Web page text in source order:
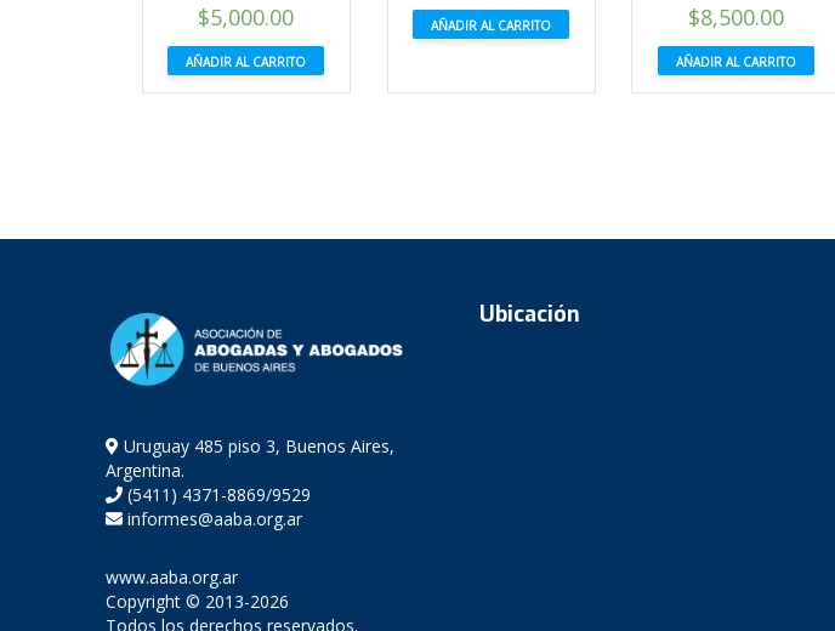
$5,000.00
AÑADIR AL CARRITO
AÑADIR AL CARRITO $8,500.00
AÑADIR AL CARRITO
Uruguay 485 piso 3, Buenos Aires,
Argentina.
(5411) 4371-8869/9529
informes@aaba.org.ar
www.aaba.org.ar
Copyright © 2013-2026
Todos los derechos reservados.
Ubicación